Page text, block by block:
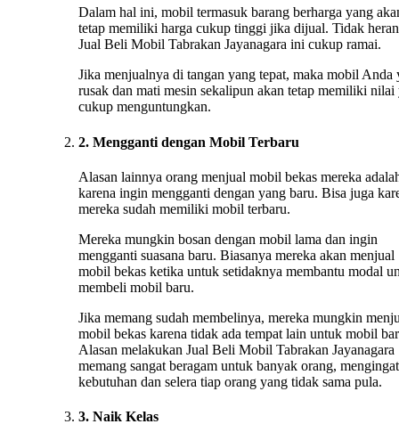
Dalam hal ini, mobil termasuk barang berharga yang
tetap memiliki harga cukup tinggi jika dijual. Tidak
Jual Beli Mobil Tabrakan Jayanagara ini cukup ramai.
Jika menjualnya di tangan yang tepat, maka mobil Anda
rusak dan mati mesin sekalipun akan tetap memiliki nilai
cukup menguntungkan.
2. Mengganti dengan Mobil Terbaru
Alasan lainnya orang menjual mobil bekas mereka
karena ingin mengganti dengan yang baru. Bisa juga
mereka sudah memiliki mobil terbaru.
Mereka mungkin bosan dengan mobil lama dan ingin
mengganti suasana baru. Biasanya mereka akan menjual
mobil bekas ketika untuk setidaknya membantu modal
membeli mobil baru.
Jika memang sudah membelinya, mereka mungkin
mobil bekas karena tidak ada tempat lain untuk mobil
Alasan melakukan Jual Beli Mobil Tabrakan Jayanagara
memang sangat beragam untuk banyak orang, mengingat
kebutuhan dan selera tiap orang yang tidak sama pula.
3. Naik Kelas